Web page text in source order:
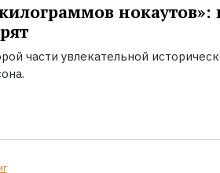
нокаутов»:
части увлекательной